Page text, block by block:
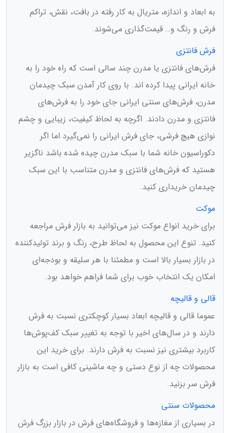
به ابعاد و اندازه، متریال به کار رفته در بافت، نقش، تراکم
فرش و رنگ و… قیمت‌گذاری می‌شوند.
فرش فانتزی
فرش‌های فانتزی یا مدرن چند سالی است که راه خود را به
خانه ایرانی پیدا کرده اند. با روی کار آمدن سبک چیدمان
مدرن، فرش‌های سنتی ایرانی جای خود را به فرش‌های
فانتزی و مدرن دادند. اگرچه به لحاظ کیفیت، زیبایی و چشم
نوازی هیچ فرشی، جای فرش ایرانی را نمی‌گیرد اما اگر
دکوراسیون خانه شما با سبک مدرن چیده شده باشد ناگزیر
هستید که فرش‌های فانتزی و مدرن متناسب با این سبک
چیدمان خریداری کنید.
موکت
برای خرید انواع موکت نیز می‌توانید به بازار فرش مراجعه
کنید. تنوع این محصول به لحاظ طرح، رنگ و برند تولیدکننده
در بازار بسیار بالا است و مطمئنا با هر سلیقه و بودجه‌ای
امکان یک انتخاب خوب برای شما فراهم خواهد بود.
قالی و قالیچه
عموما قالی و قالیچه ابعاد بسیار کوچکتری نسبت به فرش
دارند و در سال‌های اخیر با توجه به تغییر سبک کف‌پوش‌ها
کاربرد بیشتری نیز نسبت به فرش دارند. برای خرید این
محصولات چه از نوع دستی و چه ماشینی کافی است به بازار
فرش سر بزنید.
محصولات سنتی
در بسیاری از مغازه‌ها و فروشگاه‌های فرش در بازار بزرگ فرش